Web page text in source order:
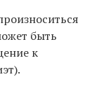
быть
к